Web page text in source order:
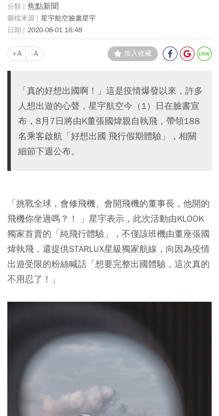
焦點新聞
星宇航空臉書星宇
2020-08-01 16:48
+A -A 加入收藏
「真的好想出國啊！」這是疫情爆發以來，許多
人想出遊的心聲，星宇航空今（1）日在臉書宣
布，8月7日將由K董張國煒親自執飛，帶領188
名乘客啟航「好想出國 飛行假期體驗」，相關
細節下週公布。
「挑戰全球，會修飛機、會開飛機的董事長，他開的
飛機你坐過嗎？！ 」星宇表示，此次活動由KLOOK
獨家首賣的「純飛行體驗」，不僅該班機由董座張國
煒執飛，還提供STARLUX星級獨家航線，向因為疫情
出遊受限的粉絲喊話「想要完整出國體驗，這次真的
不用忍了！」